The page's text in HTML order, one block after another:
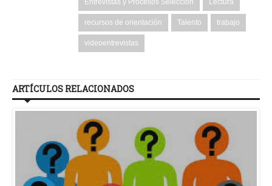
recursos de orientación Talento trabajo
videoentrevistas
ARTÍCULOS RELACIONADOS